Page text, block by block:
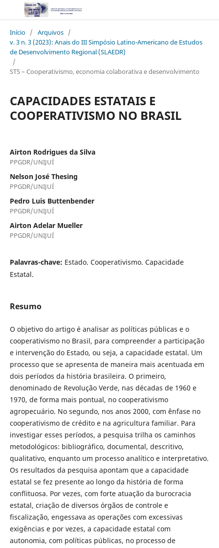
Início / Arquivos /
v. 3 n. 3 (2023): Anais do III Simpósio Latino-Americano de Estudos
de Desenvolvimento Regional (SLAEDR)
/
ST5 – Cooperativismo, economia colaborativa e desenvolvimento
CAPACIDADES ESTATAIS E
COOPERATIVISMO NO BRASIL
Airton Rodrigues da Silva
PPGDR/UNIJUÍ
Nelson José Thesing
PPGDR/UNIJUÍ
Pedro Luis Buttenbender
PPGDR/UNIJUÍ
Airton Adelar Mueller
PPGDR/UNIJUÍ
Palavras-chave: Estado. Cooperativismo. Capacidade
Estatal.
Resumo
O objetivo do artigo é analisar as políticas públicas e o
cooperativismo no Brasil, para compreender a participação
e intervenção do Estado, ou seja, a capacidade estatal. Um
processo que se apresenta de maneira mais acentuada em
dois períodos da história brasileira. O primeiro,
denominado de Revolução Verde, nas décadas de 1960 e
1970, de forma mais pontual, no cooperativismo
agropecuário. No segundo, nos anos 2000, com ênfase no
cooperativismo de crédito e na agricultura familiar. Para
investigar esses períodos, a pesquisa trilha os caminhos
metodológicos: bibliográfico, documental, descritivo,
qualitativo, enquanto um processo analítico e interpretativo.
Os resultados da pesquisa apontam que a capacidade
estatal se fez presente ao longo da história de forma
conflituosa. Por vezes, com forte atuação da burocracia
estatal, criação de diversos órgãos de controle e
fiscalização, engessava as operações com excessivas
exigências e por vezes, a capacidade estatal com
autonomia, com políticas públicas, no processo de